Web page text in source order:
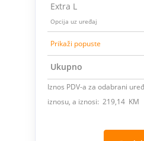
Extra L
Opcija uz uređaj
Prikaži popuste
Ukupno
Iznos PDV-a za odabrani
iznosu, a iznosi: 219,14 KM